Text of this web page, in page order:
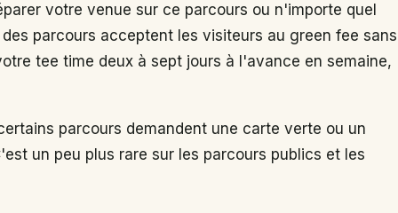
votre venue sur ce parcours ou n'importe quel
parcours acceptent les visiteurs au green fee sans
tee time deux à sept jours à l'avance en semaine,
parcours demandent une carte verte ou un
un peu plus rare sur les parcours publics et les